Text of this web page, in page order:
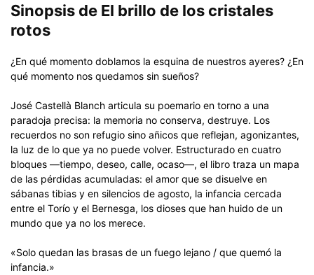
Sinopsis de El brillo de los cristales
rotos
¿En qué momento doblamos la esquina de nuestros ayeres? ¿En
qué momento nos quedamos sin sueños?
José Castellà Blanch articula su poemario en torno a una
paradoja precisa: la memoria no conserva, destruye. Los
recuerdos no son refugio sino añicos que reflejan, agonizantes,
la luz de lo que ya no puede volver. Estructurado en cuatro
bloques —tiempo, deseo, calle, ocaso—, el libro traza un mapa
de las pérdidas acumuladas: el amor que se disuelve en
sábanas tibias y en silencios de agosto, la infancia cercada
entre el Torío y el Bernesga, los dioses que han huido de un
mundo que ya no los merece.
«Solo quedan las brasas de un fuego lejano / que quemó la
infancia.»